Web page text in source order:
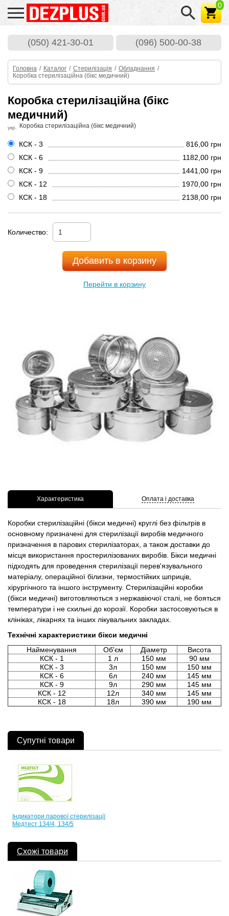
0
(050) 421-30-01 (096) 500-00-38
Головна / Каталог / Стерилізація / Обладнання /
Коробка стерилізаційна (бікс медичний)
Коробка стерилізаційна (бікс
медичний)
укр. Коробка стерилізаційна (бікс медичний)
КСК - 3
816,00 грн
КСК - 6
1182,00 грн
КСК - 9
1441,00 грн
КСК - 12
1970,00 грн
КСК - 18
2138,00 грн
Количество:
Добавить в корзину
Перейти в корзину
Характеристика Оплата і доставка
Коробки стерилізаційні (бікси медичні) круглі без фільтрів в
основному призначені для стерилізації виробів медичного
призначення в парових стерилізаторах, а також доставки до
місця використання простерилізованих виробів. Бікси медичні
підходять для проведення стерилізації перев'язувального
матеріалу, операційної білизни, термостійких шприців,
хірургічного та іншого інструменту. Стерилізаційні коробки
(бікси медичні) виготовляються з нержавіючої сталі, не бояться
температури і не схильні до корозії. Коробки застосовуються в
клініках, лікарнях та інших лікувальних закладах.
Технічні характеристики бікси медичні
Найменування
Об'єм Діаметр
Висота
КСК - 1
1 л 150 мм
90 мм
КСК - 3
3л 150 мм
150 мм
КСК - 6
6л 240 мм
145 мм
КСК - 9
9л 290 мм
145 мм
КСК - 12
12л 340 мм
145 мм
КСК - 18
18л 390 мм 190 мм
Супутні товари
Індикатори парової стерилізації
Медтест 134/4, 134/5
Схожі товари